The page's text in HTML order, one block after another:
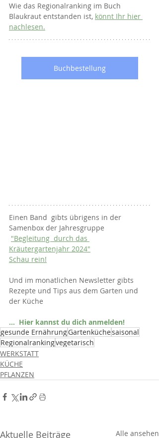
Wie das Regionalranking im Buch
Blaukraut entstanden ist, könnt Ihr hier
nachlesen.
Buchbestellung
Einen Band  gibts übrigens in der
Samenbox der Jahresgruppe
"Begleitung  durch das
Kräutergartenjahr 2024"
Schau rein!
Und im monatlichen Newsletter gibts
Rezepte und Tips aus dem Garten und
der Küche
...  Hier kannst du dich anmelden!
gesunde ErnährungGartenküchesaisonal
Regionalrankingvegetarisch
WERKSTATT
KÜCHE
PFLANZEN
Aktuelle Beiträge Alle ansehen